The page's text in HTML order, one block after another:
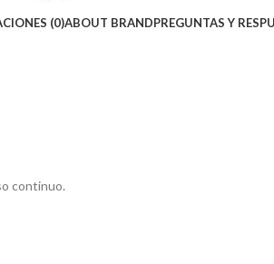
(0)ABOUT BRANDPREGUNTAS Y
continuo.